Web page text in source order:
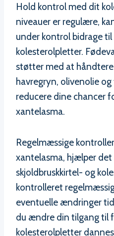
Hold kontrol med dit
niveauer er regulære,
under kontrol bidrage
kolesterolpletter.
støtter med at
havregryn, olivenolie
reducere dine chancer
xantelasma.
Regelmæssige
xantelasma, hjælper
skjoldbruskkirtel- og
kontrolleret
eventuelle ændringer
du ændre din tilgang til
kolesterolpletter